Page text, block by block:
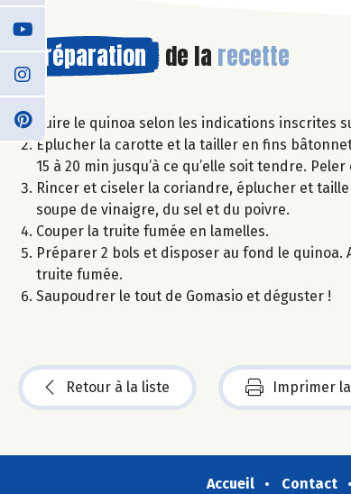
Préparation de la recette
Cuire le quinoa selon les indications inscrites
Éplucher la carotte et la tailler en fins
15 à 20 min jusqu’à ce qu’elle soit tendre.
Rincer et ciseler la coriandre, éplucher et
soupe de vinaigre, du sel et du poivre.
Couper la truite fumée en lamelles.
Préparer 2 bols et disposer au fond le quinoa.
truite fumée.
Saupoudrer le tout de Gomasio et déguster !
Retour à la liste Imprimer
Accueil Contact